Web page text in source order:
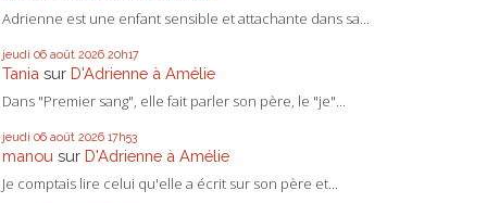
Adrienne est une enfant sensible et attachante dans sa...
jeudi 06 août 2026 20h17
Tania sur D'Adrienne à Amélie
Dans "Premier sang", elle fait parler son père, le "je"...
jeudi 06 août 2026 17h53
manou sur D'Adrienne à Amélie
Je comptais lire celui qu'elle a écrit sur son père et...